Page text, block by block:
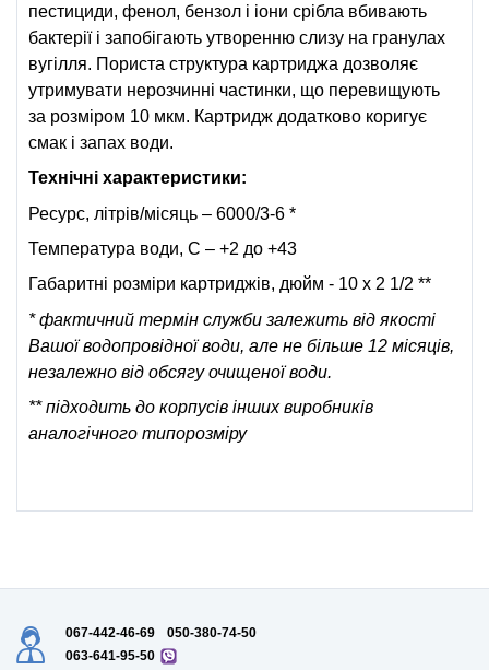
пестициди, фенол, бензол і іони срібла вбивають
бактерії і запобігають утворенню слизу на гранулах
вугілля. Пориста структура картриджа дозволяє
утримувати нерозчинні частинки, що перевищують
за розміром 10 мкм. Картридж додатково коригує
смак і запах води.
Технічні характеристики:
Ресурс, літрів/місяць – 6000/3-6 *
Температура води, С – +2 до +43
Габаритні розміри картриджів, дюйм - 10 х 2 1/2 **
* фактичний термін служби залежить від якості
Вашої водопровідної води, але не більше 12 місяців,
незалежно від обсягу очищеної води.
** підходить до корпусів інших виробників
аналогічного типорозміру
067-442-46-69
050-380-74-50
063-641-95-50